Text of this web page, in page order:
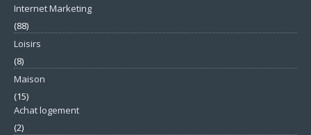
Internet Marketing
(88)
Loisirs
(8)
Maison
(15)
Achat logement
(2)